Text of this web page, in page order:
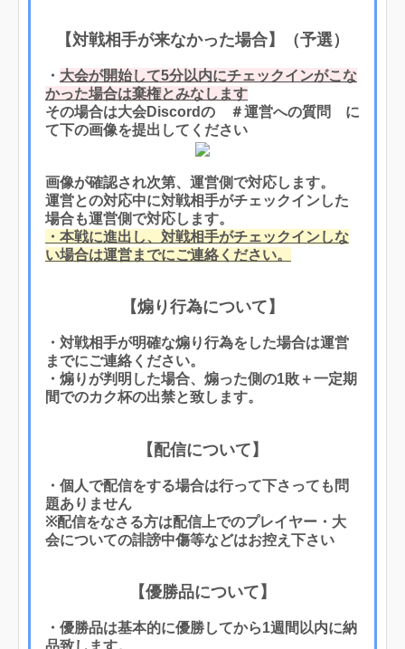
【対戦相手が来なかった場合】（予選）
・ 大会が開始して5分以内にチェックインがこな
かった場合は棄権とみなします
その場合は大会Discordの ＃運営への質問 に
て下の画像を提出してください
画像が確認され次第、運営側で対応します。
運営との対応中に対戦相手がチェックインした
場合も運営側で対応します。
・本戦に進出し、対戦相手がチェックインしな
い場合は運営までにご連絡ください。
【煽り行為について】
・対戦相手が明確な煽り行為をした場合は運営
までにご連絡ください。
・煽りが判明した場合、煽った側の1敗＋一定期
間でのカク杯の出禁と致します。
【配信について】
・個人で配信をする場合は行って下さっても問
題ありません
※配信をなさる方は配信上でのプレイヤー・大
会についての誹謗中傷等などはお控え下さい
【優勝品について】
・優勝品は基本的に優勝してから1週間以内に納
品致します。